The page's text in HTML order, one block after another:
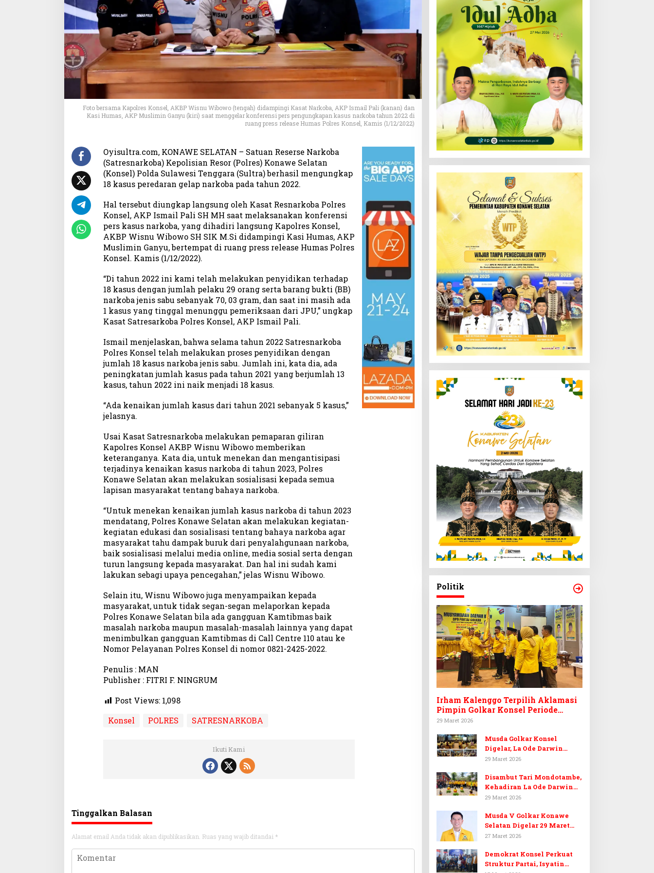
B
e
h
a
s
i
n
g
k
8
K
a
s
s
d
i
2
0
2
Foto bersama Kapolres Konsel, AKBP Wisnu Wibowo (tengah) didampingi Kasat Narkoba, AKP Ismail Pali (kanan) dan
Kasi Humas, AKP Muslimin Ganyu (kiri) saat menggelar konferensi pers pengungkapan kasus narkoba tahun 2022 di
ruang press release Humas Polres Konsel, Kamis (1/12/2022)
Oyisultra.com, KONAWE SELATAN – Satuan Reserse Narkoba
(Satresnarkoba) Kepolisian Resor (Polres) Konawe Selatan
(Konsel) Polda Sulawesi Tenggara (Sultra) berhasil mengungkap
18 kasus peredaran gelap narkoba pada tahun 2022.
Hal tersebut diungkap langsung oleh Kasat Resnarkoba Polres
Konsel, AKP Ismail Pali SH MH saat melaksanakan konferensi
pers kasus narkoba, yang dihadiri langsung Kapolres Konsel,
AKBP Wisnu Wibowo SH SIK M.Si didampingi Kasi Humas, AKP
Muslimin Ganyu, bertempat di ruang press release Humas Polres
Konsel. Kamis (1/12/2022).
“Di tahun 2022 ini kami telah melakukan penyidikan terhadap
18 kasus dengan jumlah pelaku 29 orang serta barang bukti (BB)
narkoba jenis sabu sebanyak 70, 03 gram, dan saat ini masih ada
1 kasus yang tinggal menunggu pemeriksaan dari JPU,” ungkap
Kasat Satresarkoba Polres Konsel, AKP Ismail Pali.
Ismail menjelaskan, bahwa selama tahun 2022 Satresnarkoba
Polres Konsel telah melakukan proses penyidikan dengan
jumlah 18 kasus narkoba jenis sabu. Jumlah ini, kata dia, ada
peningkatan jumlah kasus pada tahun 2021 yang berjumlah 13
kasus, tahun 2022 ini naik menjadi 18 kasus.
“Ada kenaikan jumlah kasus dari tahun 2021 sebanyak 5 kasus,”
jelasnya.
Usai Kasat Satresnarkoba melakukan pemaparan giliran
Kapolres Konsel AKBP Wisnu Wibowo memberikan
keteranganya. Kata dia, untuk menekan dan mengantisipasi
terjadinya kenaikan kasus narkoba di tahun 2023, Polres
Konawe Selatan akan melakukan sosialisasi kepada semua
lapisan masyarakat tentang bahaya narkoba.
“Untuk menekan kenaikan jumlah kasus narkoba di tahun 2023
mendatang, Polres Konawe Selatan akan melakukan kegiatan-
kegiatan edukasi dan sosialisasi tentang bahaya narkoba agar
masyarakat tahu dampak buruk dari penyalahgunaan narkoba,
baik sosialisasi melalui media online, media sosial serta dengan
turun langsung kepada masyarakat. Dan hal ini sudah kami
lakukan sebagi upaya pencegahan,” jelas Wisnu Wibowo.
Selain itu, Wisnu Wibowo juga menyampaikan kepada
masyarakat, untuk tidak segan-segan melaporkan kepada
Polres Konawe Selatan bila ada gangguan Kamtibmas baik
masalah narkoba maupun masalah-masalah lainnya yang dapat
menimbulkan gangguan Kamtibmas di Call Centre 110 atau ke
Nomor Pelayanan Polres Konsel di nomor 0821-2425-2022.
Penulis : MAN
Publisher : FITRI F. NINGRUM
Post Views: 1,098
Konsel
POLRES SATRESNARKOBA
Ikuti Kami
Tinggalkan Balasan
Alamat email Anda tidak akan dipublikasikan. Ruas yang wajib ditandai *
Politik
Irham Kalenggo Terpilih Aklamasi
Pimpin Golkar Konsel Periode
Ketiga
29 Maret 2026
Musda Golkar Konsel
Digelar, La Ode Darwin
Tekankan Soliditas Kader
Konawe Selatan
29 Maret 2026
Disambut Tari Mondotambe,
Kehadiran La Ode Darwin
Hangatkan Musda V Golkar
29 Maret 2026
Musda V Golkar Konawe
Selatan Digelar 29 Maret
2026, Dukungan Menguat
27 Maret 2026
Demokrat Konsel Perkuat
Struktur Partai, Isyatin